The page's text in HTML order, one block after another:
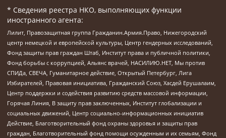
* Сведения реестра НКО, выполняющих функции
иностранного агента:
Лилит, Правозащитная группа Гражданин.Армия.Право, Нижегородский
центр немецкой и европейской культуры, Центр гендерных исследований,
Фонд защиты прав граждан Штаб, Институт права и публичной политики,
Фонд борьбы с коррупцией, Альянс врачей, НАСИЛИЮ.НЕТ, Мы против
СПИДа, СВЕЧА, Гуманитарное действие, Открытый Петербург, Лига
Избирателей, Правовая инициатива, Гражданский Союз, Хасдей Ерушалаим,
Центр поддержки и содействия развитию средств массовой информации,
Горячая Линия, В защиту прав заключенных, Институт глобализации и
социальных движений, Центр социально-информационных инициатив
Действие, Благотворительный фонд охраны здоровья и защиты прав
граждан, Благотворительный фонд помощи осужденным и их семьям, Фонд